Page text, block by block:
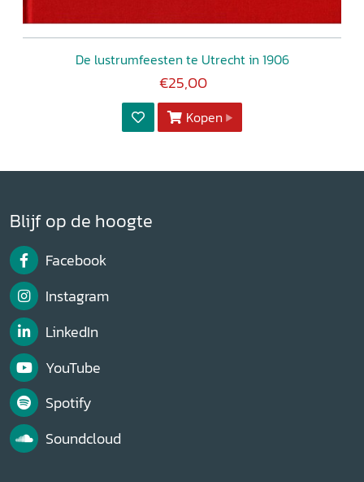
De lustrumfeesten te Utrecht in 1906
€25,00
Kopen
Blijf op de hoogte
Facebook
Instagram
LinkedIn
YouTube
Spotify
Soundcloud